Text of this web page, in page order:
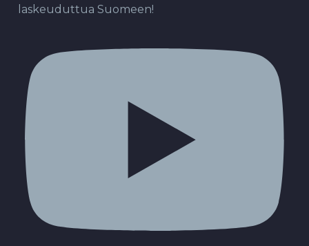
laskeuduttua Suomeen!